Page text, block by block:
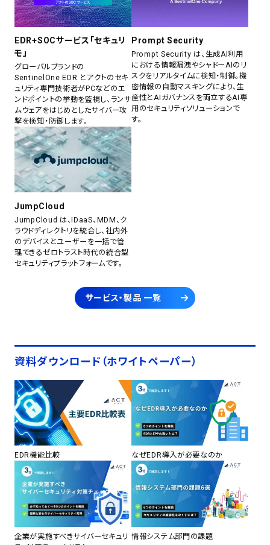
EDR+SOCサービス「セキュリ
モ」
グローバルブランドの
SentinelOne EDR とアクトのセキ
ュリティ専門技術者がPCなどのエ
ンドポイントの挙動を監視し、ランサ
ムウェアをはじめとしたサイバー攻
撃を検知・防御します。
Prompt Security
Prompt Security は、生成AI利用
における情報漏洩やシャドーAIのリ
スクをリアルタイムに検知・制御。機
密情報の自動マスキングにより、生
産性とAIガバナンスを両立するAI専
用のセキュリティソリューションで
す。
JumpCloud
JumpCloud は、IDaaS、MDM、ク
ラウドディレクトリを統合し、社内外
のデバイスとユーザーを一括で管
理できるゼロトラスト時代の統合型
セキュリティプラットフォームです。
サービス・製品 一覧
資料ダウンロード（ホワイトペーパー）
EDR機能比較 なぜEDR導入が必要なのか
企業が実施すべきサイバーセキュリ 情報システム部門の課題